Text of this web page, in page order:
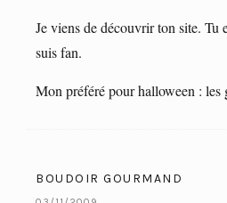
Je viens de découvrir ton site. Tu
suis fan.
Mon préféré pour halloween : les
BOUDOIR GOURMAND